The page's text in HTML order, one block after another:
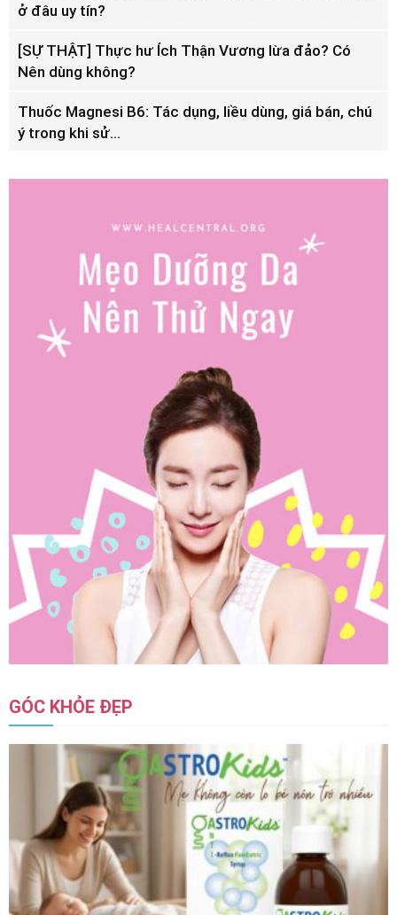
ở đâu uy tín?
[SỰ THẬT] Thực hư Ích Thận Vương lừa đảo? Có
Nên dùng không?
Thuốc Magnesi B6: Tác dụng, liều dùng, giá bán, chú
ý trong khi sử...
GÓC KHỎE ĐẸP